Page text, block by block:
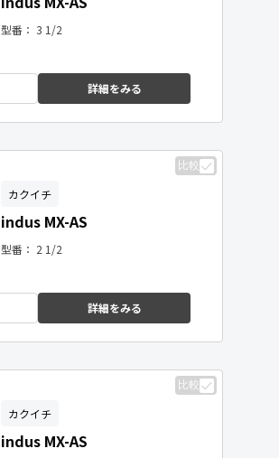
型番： 3 1/2
詳細をみる
比較
カクイチ
indus MX-AS
型番： 2 1/2
詳細をみる
比較
カクイチ
indus MX-AS